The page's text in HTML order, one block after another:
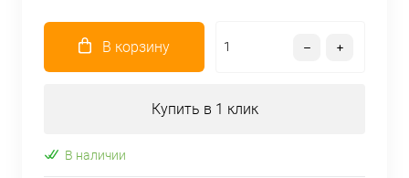
В корзину
Купить в 1 клик
В наличии